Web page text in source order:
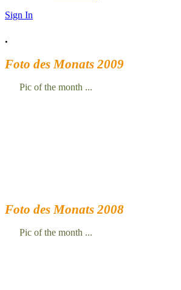
Sign In
.
Foto des Monats 2009
Pic of the month ...
Foto des Monats 2008
Pic of the month ...